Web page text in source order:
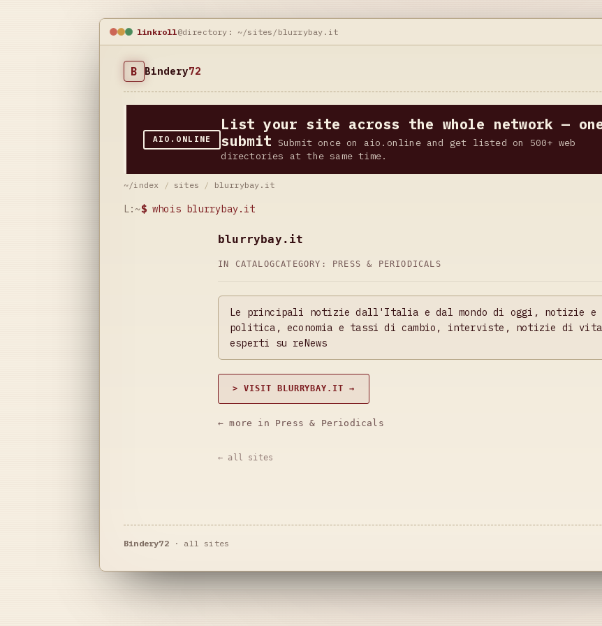
linkroll@directory: ~/sites/blurrybay.it
B Bindery72
AIO.ONLINE
List your site across the whole network —
submit Submit once on aio.online and get listed on 500+ web
directories at the same time.
~/index / sites / blurrybay.it
L:~$ whois blurrybay.it
blurrybay.it
IN CATALOGCATEGORY: PRESS & PERIODICALS
Le principali notizie dall'Italia e dal mondo di oggi, notizie
politica, economia e tassi di cambio, interviste, notizie di
esperti su reNews
> VISIT BLURRYBAY.IT →
← more in Press & Periodicals
← all sites
Bindery72· all sites